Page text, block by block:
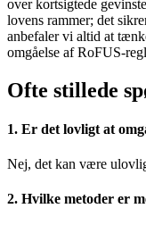
over kortsigtede
lovens rammer; det
anbefaler vi altid at
omgåelse af RoFUS-
Ofte stillede
1. Er det lovligt at
Nej, det kan være
2. Hvilke metoder er